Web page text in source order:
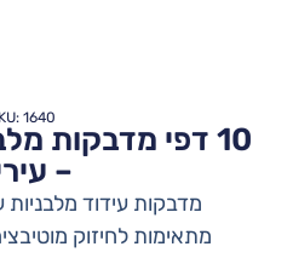
1640
10 דפי מדבקות
–
מדבקות עידוד
מתאימות לחיזוק